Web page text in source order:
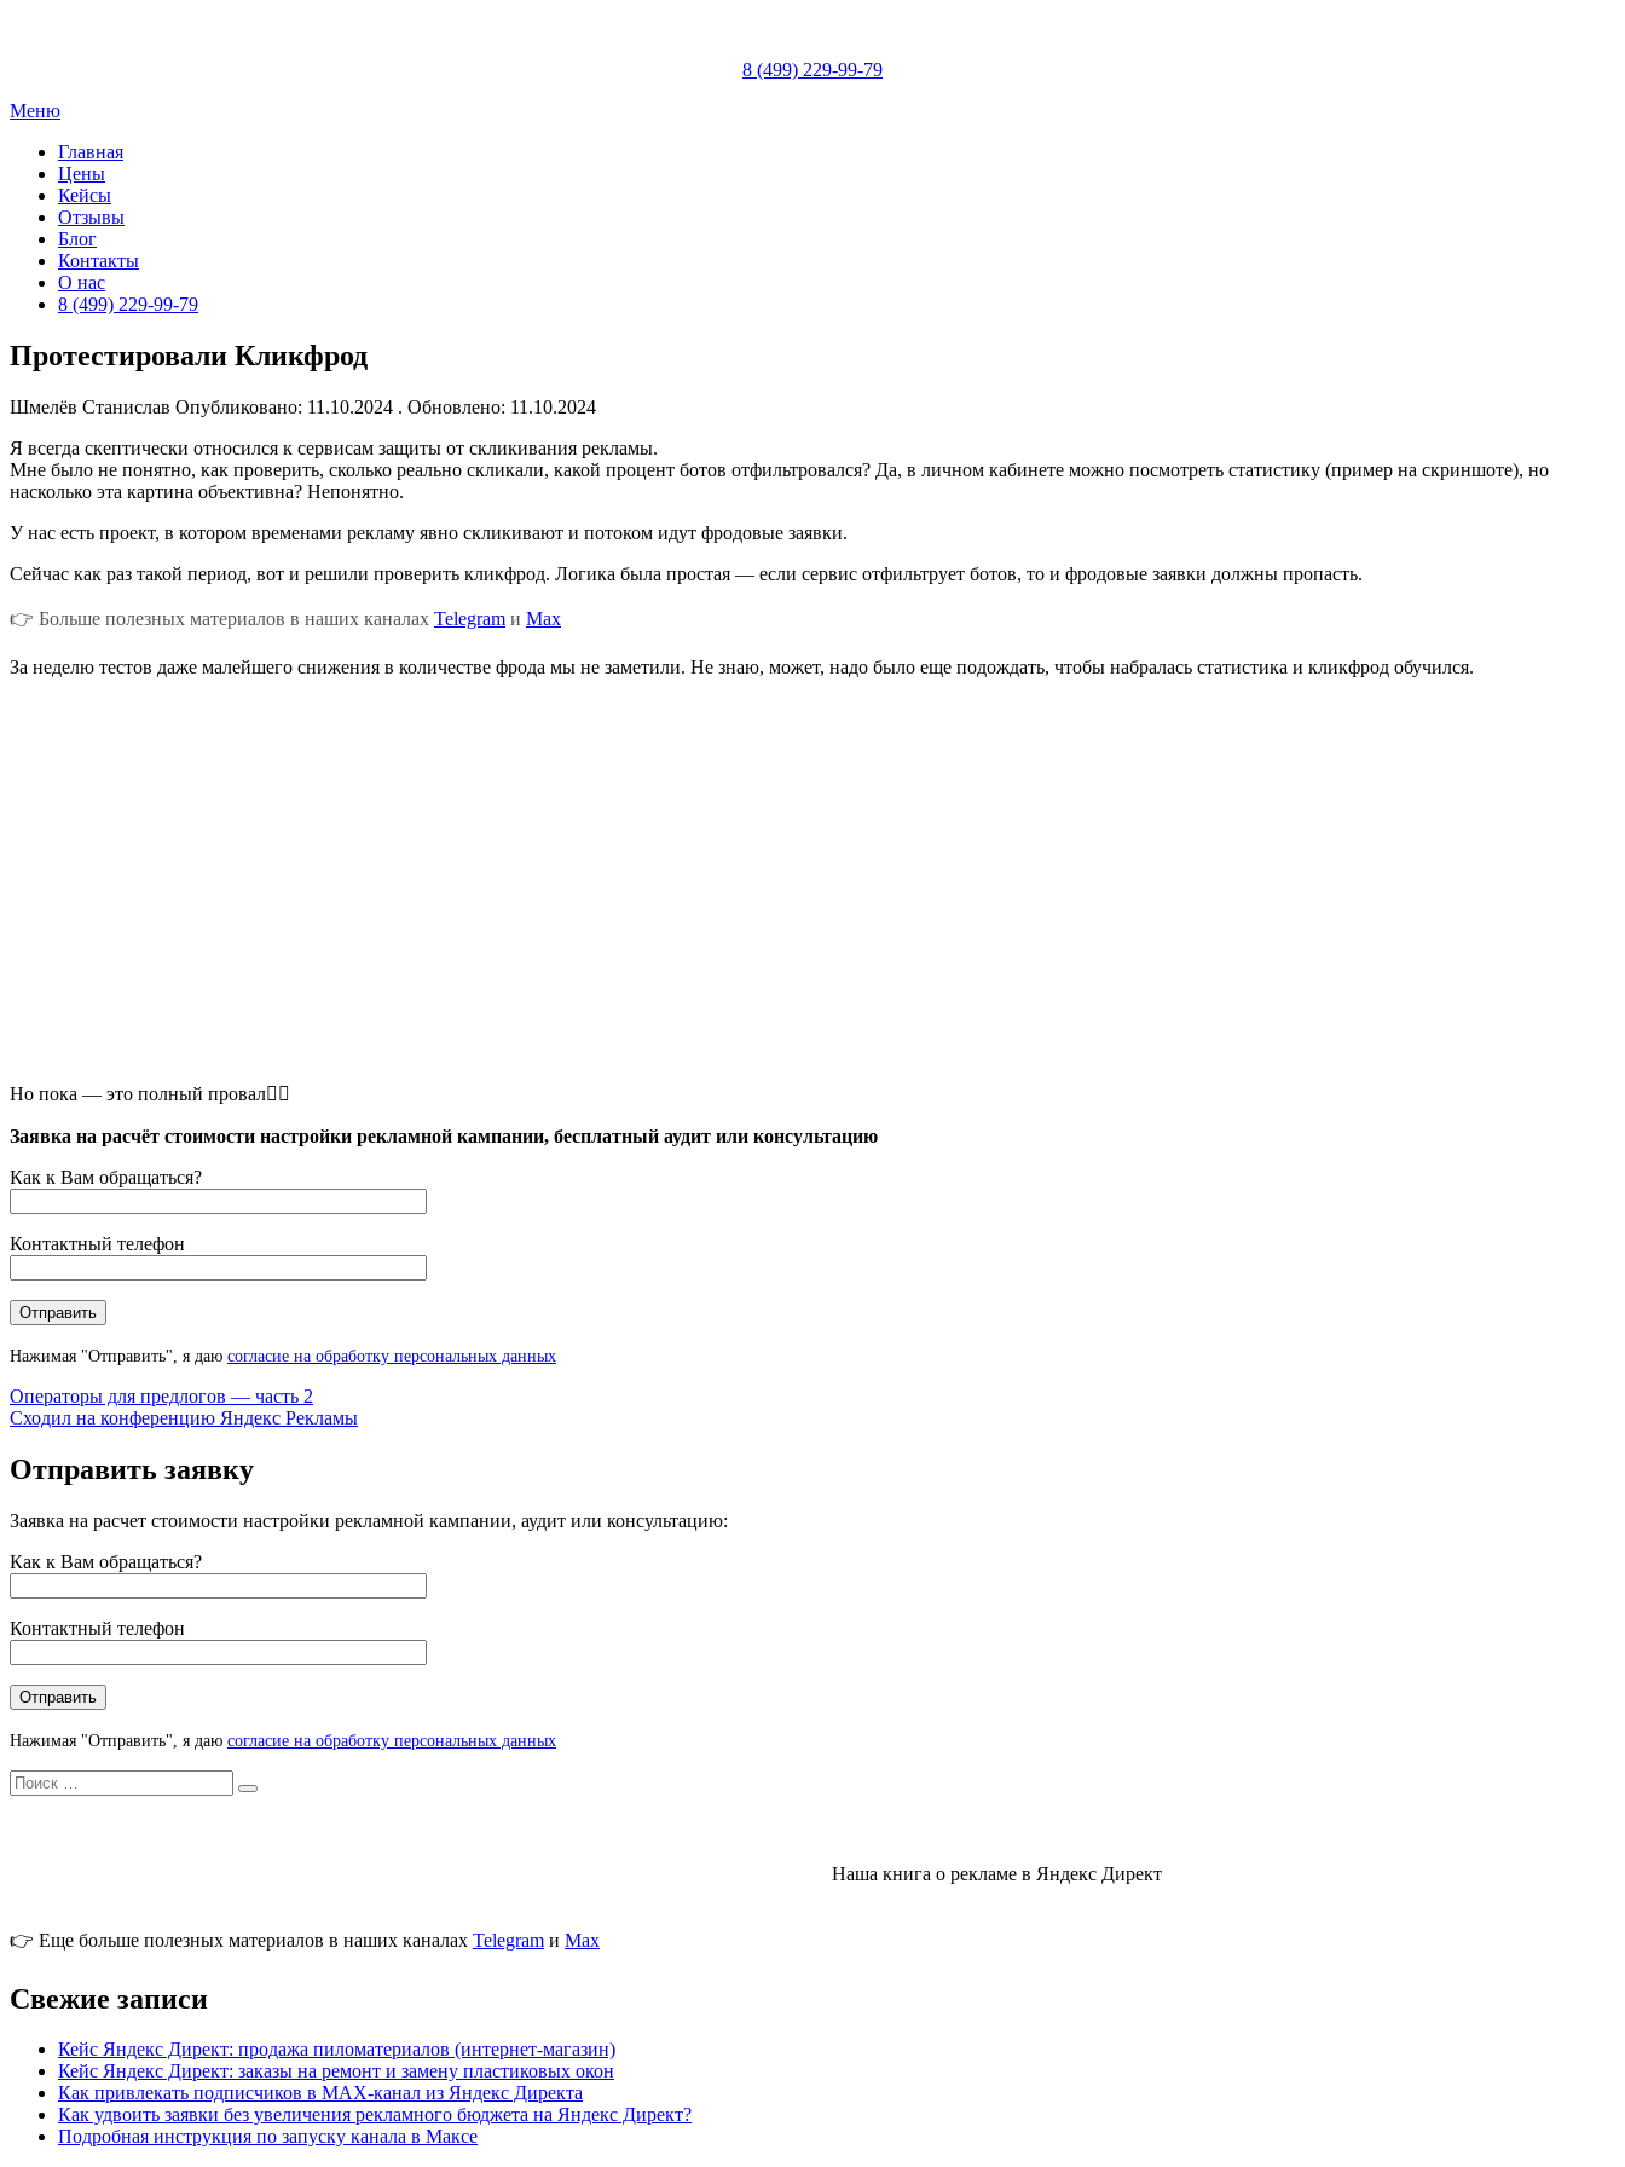
8 (499) 229-99-79
Меню
Главная
Цены
Кейсы
Отзывы
Блог
Контакты
О нас
8 (499) 229-99-79
Протестировали Кликфрод
Шмелёв Станислав Опубликовано: 11.10.2024 . Обновлено: 11.10.2024
Я всегда скептически относился к сервисам защиты от скликивания рекламы.
Мне было не понятно, как проверить, сколько реально скликали, какой процент ботов отфильтровался? Да, в личном кабинете можно посмотреть статистику (пример на скриншоте), но
насколько эта картина объективна? Непонятно.
У нас есть проект, в котором временами рекламу явно скликивают и потоком идут фродовые заявки.
Сейчас как раз такой период, вот и решили проверить кликфрод. Логика была простая — если сервис отфильтрует ботов, то и фродовые заявки должны пропасть.
👉 Больше полезных материалов в наших каналах Telegram и Max
За неделю тестов даже малейшего снижения в количестве фрода мы не заметили. Не знаю, может, надо было еще подождать, чтобы набралась статистика и кликфрод обучился.
Но пока — это полный провал🤦‍♂️
Posted inБлог
Заявка на расчёт стоимости настройки рекламной кампании, бесплатный аудит или консультацию
Как к Вам обращаться?
Контактный телефон
Нажимая "Отправить", я даю согласие на обработку персональных данных
Навигация
по
записям
Операторы для предлогов — часть 2
Сходил на конференцию Яндекс Рекламы
Отправить заявку
Заявка на расчет стоимости настройки рекламной кампании, аудит или консультацию:
Как к Вам обращаться?
Контактный телефон
Нажимая "Отправить", я даю согласие на обработку персональных данных
Искать
Search
Наша книга о рекламе в Яндекс Директ
👉 Еще больше полезных материалов в наших каналах Telegram и Max
Свежие записи
Кейс Яндекс Директ: продажа пиломатериалов (интернет-магазин)
Кейс Яндекс Директ: заказы на ремонт и замену пластиковых окон
Как привлекать подписчиков в MAX-канал из Яндекс Директа
Как удвоить заявки без увеличения рекламного бюджета на Яндекс Директ?
Подробная инструкция по запуску канала в Максе